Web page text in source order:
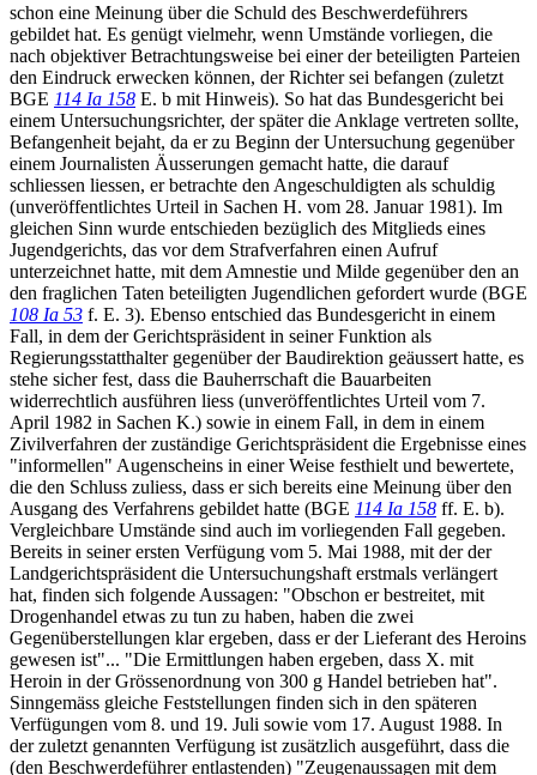
schon eine Meinung über die Schuld des Beschwerdeführers
gebildet hat. Es genügt vielmehr, wenn Umstände vorliegen, die
nach objektiver Betrachtungsweise bei einer der beteiligten Parteien
den Eindruck erwecken können, der Richter sei befangen (zuletzt
BGE 114 Ia 158 E. b mit Hinweis). So hat das Bundesgericht bei
einem Untersuchungsrichter, der später die Anklage vertreten sollte,
Befangenheit bejaht, da er zu Beginn der Untersuchung gegenüber
einem Journalisten Äusserungen gemacht hatte, die darauf
schliessen liessen, er betrachte den Angeschuldigten als schuldig
(unveröffentlichtes Urteil in Sachen H. vom 28. Januar 1981). Im
gleichen Sinn wurde entschieden bezüglich des Mitglieds eines
Jugendgerichts, das vor dem Strafverfahren einen Aufruf
unterzeichnet hatte, mit dem Amnestie und Milde gegenüber den an
den fraglichen Taten beteiligten Jugendlichen gefordert wurde (BGE
108 Ia 53 f. E. 3). Ebenso entschied das Bundesgericht in einem
Fall, in dem der Gerichtspräsident in seiner Funktion als
Regierungsstatthalter gegenüber der Baudirektion geäussert hatte, es
stehe sicher fest, dass die Bauherrschaft die Bauarbeiten
widerrechtlich ausführen liess (unveröffentlichtes Urteil vom 7.
April 1982 in Sachen K.) sowie in einem Fall, in dem in einem
Zivilverfahren der zuständige Gerichtspräsident die Ergebnisse eines
"informellen" Augenscheins in einer Weise festhielt und bewertete,
die den Schluss zuliess, dass er sich bereits eine Meinung über den
Ausgang des Verfahrens gebildet hatte (BGE 114 Ia 158 ff. E. b).
Vergleichbare Umstände sind auch im vorliegenden Fall gegeben.
Bereits in seiner ersten Verfügung vom 5. Mai 1988, mit der der
Landgerichtspräsident die Untersuchungshaft erstmals verlängert
hat, finden sich folgende Aussagen: "Obschon er bestreitet, mit
Drogenhandel etwas zu tun zu haben, haben die zwei
Gegenüberstellungen klar ergeben, dass er der Lieferant des Heroins
gewesen ist"... "Die Ermittlungen haben ergeben, dass X. mit
Heroin in der Grössenordnung von 300 g Handel betrieben hat".
Sinngemäss gleiche Feststellungen finden sich in den späteren
Verfügungen vom 8. und 19. Juli sowie vom 17. August 1988. In
der zuletzt genannten Verfügung ist zusätzlich ausgeführt, dass die
(den Beschwerdeführer entlastenden) "Zeugenaussagen mit dem